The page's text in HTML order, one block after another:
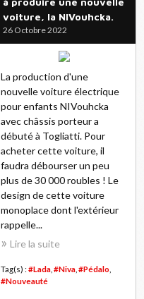
voiture, la NIVouhcka.
26 Octobre 2022
La production d'une
nouvelle voiture électrique
pour enfants NIVouhcka
avec châssis porteur a
débuté à Togliatti. Pour
acheter cette voiture, il
faudra débourser un peu
plus de 30 000 roubles ! Le
design de cette voiture
monoplace dont l'extérieur
rappelle...
Lire la suite
Tag(s) : #Lada #Niva #Pédalo
#Nouveauté